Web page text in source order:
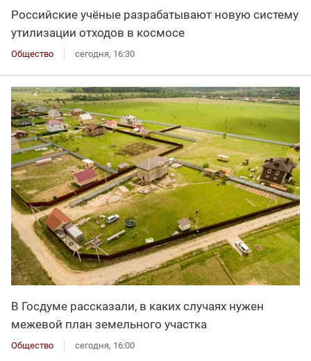
Российские учёные разрабатывают новую систему
утилизации отходов в космосе
Общество сегодня, 16:30
В Госдуме рассказали, в каких случаях нужен
межевой план земельного участка
Общество сегодня, 16:00